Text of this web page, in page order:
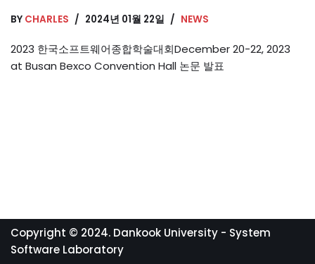
BY CHARLES 2024년 01월 22일 NEWS
2023 한국소프트웨어종합학술대회December 20-22, 2023
at Busan Bexco Convention Hall 논문 발표
Copyright © 2024. Dankook University - System
Software Laboratory